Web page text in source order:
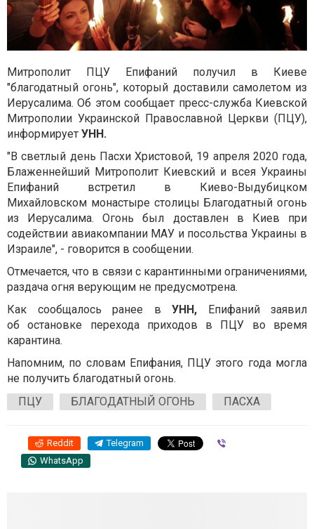
Митрополит ПЦУ Епифаний получил в Киеве
"благодатный огонь", который доставили самолетом из
Иерусалима. Об этом сообщает пресс-служба Киевской
Митрополии Украинской Православной Церкви (ПЦУ),
информирует УНН.
"В светлый день Пасхи Христовой, 19 апреля 2020 года,
Блаженнейший Митрополит Киевский и всея Украины
Епифаний встретил в Киево-Выдубицком
Михайловском монастыре столицы Благодатный огонь
из Иерусалима. Огонь был доставлен в Киев при
содействии авиакомпании МАУ и посольства Украины в
Израиле", - говорится в сообщении.
Отмечается, что в связи с карантинными ограничениями,
раздача огня верующим не предусмотрена.
Как сообщалось ранее в УНН, Епифаний заявил
об остановке перехода приходов в ПЦУ во время
карантина.
Напомним, по словам Епифания, ПЦУ этого года могла
не получить благодатный огонь.
ПЦУ
БЛАГОДАТНЫЙ ОГОНЬ ПАСХА
Reddit Telegram
WhatsApp